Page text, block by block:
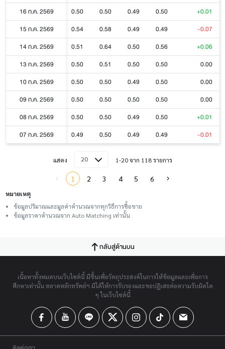
16 ก.ค. 2569
0.50 0.50 0.49 0.50
+0.01
15 ก.ค. 2569
0.54 0.58 0.49 0.49
-0.07
14 ก.ค. 2569
0.51 0.64 0.50 0.56
+0.06
13 ก.ค. 2569
0.50 0.51 0.50 0.50
0.00
10 ก.ค. 2569
0.50 0.50 0.49 0.50
0.00
09 ก.ค. 2569
0.50 0.50 0.50 0.50
0.00
08 ก.ค. 2569
0.50 0.50 0.49 0.50
+0.01
07 ก.ค. 2569
0.49 0.50 0.49 0.49 -0.01
แสดง 20 1-20 จาก 118 รายการ
1 2 3 4 5 6
หมายเหตุ
ข้อมูลปริมาณและมูลค่าคำนวณจากทุกวิธีการซื้อขาย
ข้อมูลราคาคำนวณจาก Auto Matching เท่านั้น
กลับสู่ด้านบน
เนื้อหาทั้งหมดบนเว็บไซต์นี้ มีขึ้นเพื่อวัตถุประสงค์ในการให้ข้อมูลและเพื่อการ
ศึกษาเท่านั้น ตลาดหลักทรัพย์ฯ มิได้ให้การรับรองและขอปฏิเสธต่อความรับผิดใด
ๆ ในเว็บไซต์นี้